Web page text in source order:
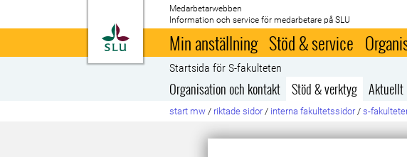
Till startsida
Medarbetarwebben
Information och service för medarbetare på SLU
Min anställning Stöd & service
Startsida för S-fakulteten
Organisation och kontakt Stöd & verktyg Aktuellt
start mw / riktade sidor / interna fakultetssidor / s-